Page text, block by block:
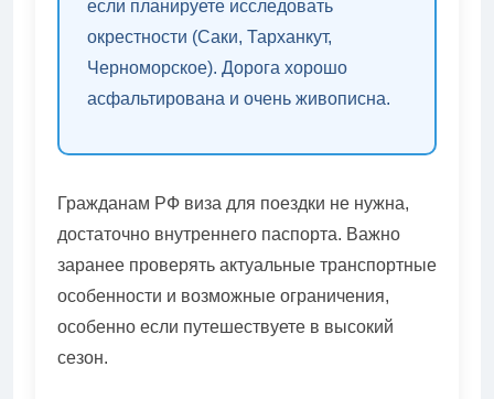
если планируете исследовать
окрестности (Саки, Тарханкут,
Черноморское). Дорога хорошо
асфальтирована и очень живописна.
Гражданам РФ виза для поездки не нужна,
достаточно внутреннего паспорта. Важно
заранее проверять актуальные транспортные
особенности и возможные ограничения,
особенно если путешествуете в высокий
сезон.